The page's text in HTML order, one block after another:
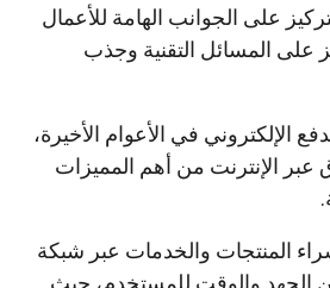
على الجوانب الهامة للأعمال
على المسائل التقنية وجذب
الإلكتروني في الأعوام الأخيرة،
الإنترنت من أهم المميزات
المنتجات والخدمات عبر شبكة
من الجهد والوقت للمستخدم، حيث